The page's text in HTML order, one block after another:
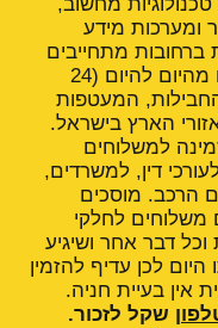
ומערכות מידע
ברחובות מתחייבים
לשירות משלוחים מהיום להיום (24
המעטפות
הארץ בישראל.
למשלוחים
דין, למשרדים,
הרכב. מוסכים
משלוחים לחלקי
וכל דבר אחר ושיגיע
לכן עדיף להזמין
אין בעיית חניה.
שקל לזכור.